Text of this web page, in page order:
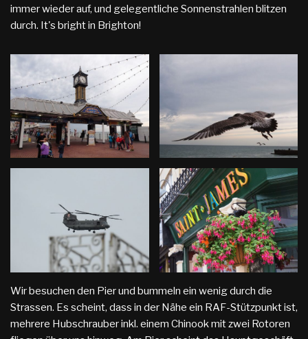
immer wieder auf, und gelegentliche Sonnenstrahlen blitzen
durch. It's bright in Brighton!
Wir besuchen den Pier und bummeln ein wenig durch die
Strassen. Es scheint, dass in der Nähe ein RAF-Stützpunkt ist,
mehrere Hubschrauber inkl. einem Chinook mit zwei Rotoren